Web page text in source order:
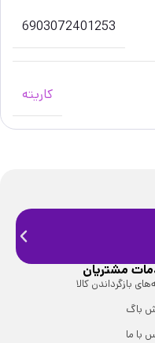
6903072401253
کاریته
مشتریان
بازگرداندن کالا
باگ
با ما